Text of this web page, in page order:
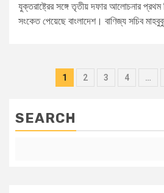
যুক্তরাষ্ট্রের সঙ্গে তৃতীয় দফার আলোচনার প্রথম
সংকেত পেয়েছে বাংলাদেশ। বাণিজ্য সচিব
1 2 3 4 …
SEARCH